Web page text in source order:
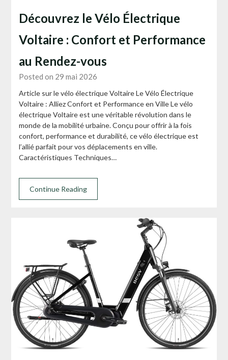
Découvrez le Vélo Électrique
Voltaire : Confort et Performance
au Rendez-vous
Posted on 29 mai 2026
Article sur le vélo électrique Voltaire Le Vélo Électrique
Voltaire : Alliez Confort et Performance en Ville Le vélo
électrique Voltaire est une véritable révolution dans le
monde de la mobilité urbaine. Conçu pour offrir à la fois
confort, performance et durabilité, ce vélo électrique est
l’allié parfait pour vos déplacements en ville.
Caractéristiques Techniques…
Continue Reading